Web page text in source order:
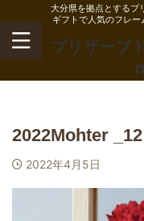
大分県を拠点とするプ
ギフトで人気のフレ
プリザーブ
2022Mohter _12
2022年4月5日